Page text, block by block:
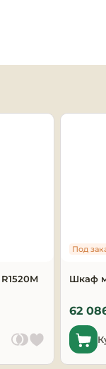
Весовое
химчисток и
Торговое и
Оснащение
Шкаф
Под
62